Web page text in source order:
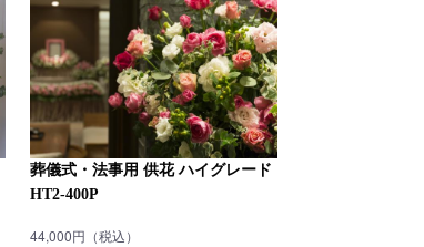
葬儀式・法事用 供花 ハイグレード
HT2-400P
44,000円（税込）